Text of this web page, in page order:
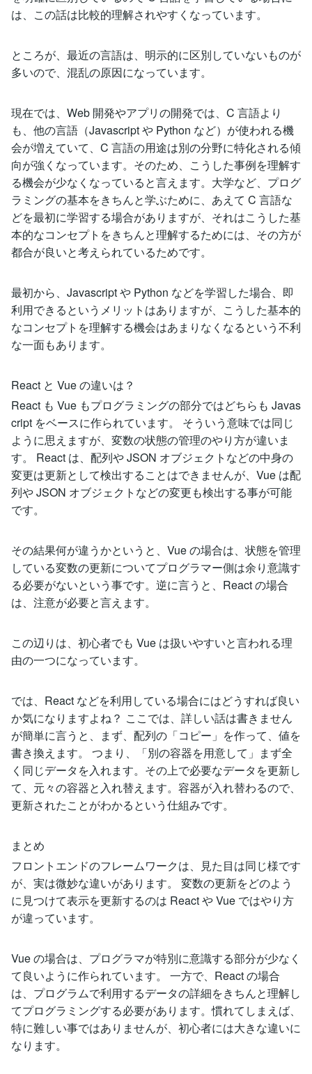
は、この話は比較的理解されやすくなっています。
ところが、最近の言語は、明示的に区別していないものが
多いので、混乱の原因になっています。
現在では、Web 開発やアプリの開発では、C 言語より
も、他の言語（Javascript や Python など）が使われる機
会が増えていて、C 言語の用途は別の分野に特化される傾
向が強くなっています。そのため、こうした事例を理解す
る機会が少なくなっていると言えます。大学など、プログ
ラミングの基本をきちんと学ぶために、あえて C 言語な
どを最初に学習する場合がありますが、それはこうした基
本的なコンセプトをきちんと理解するためには、その方が
都合が良いと考えられているためです。
最初から、Javascript や Python などを学習した場合、即
利用できるというメリットはありますが、こうした基本的
なコンセプトを理解する機会はあまりなくなるという不利
な一面もあります。
React と Vue の違いは？
React も Vue もプログラミングの部分ではどちらも Javas
cript をベースに作られています。 そういう意味では同じ
ように思えますが、変数の状態の管理のやり方が違いま
す。 React は、配列や JSON オブジェクトなどの中身の
変更は更新として検出することはできませんが、Vue は配
列や JSON オブジェクトなどの変更も検出する事が可能
です。
その結果何が違うかというと、Vue の場合は、状態を管理
している変数の更新についてプログラマー側は余り意識す
る必要がないという事です。逆に言うと、React の場合
は、注意が必要と言えます。
この辺りは、初心者でも Vue は扱いやすいと言われる理
由の一つになっています。
では、React などを利用している場合にはどうすれば良い
か気になりますよね？ ここでは、詳しい話は書きません
が簡単に言うと、まず、配列の「コピー」を作って、値を
書き換えます。 つまり、「別の容器を用意して」まず全
く同じデータを入れます。その上で必要なデータを更新し
て、元々の容器と入れ替えます。容器が入れ替わるので、
更新されたことがわかるという仕組みです。
まとめ
フロントエンドのフレームワークは、見た目は同じ様です
が、実は微妙な違いがあります。 変数の更新をどのよう
に見つけて表示を更新するのは React や Vue ではやり方
が違っています。
Vue の場合は、プログラマが特別に意識する部分が少なく
て良いように作られています。 一方で、React の場合
は、プログラムで利用するデータの詳細をきちんと理解し
てプログラミングする必要があります。慣れてしまえば、
特に難しい事ではありませんが、初心者には大きな違いに
なります。